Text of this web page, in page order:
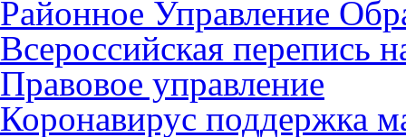
Районное Управление
Всероссийская перепись
Правовое управление
Коронавирус поддержка